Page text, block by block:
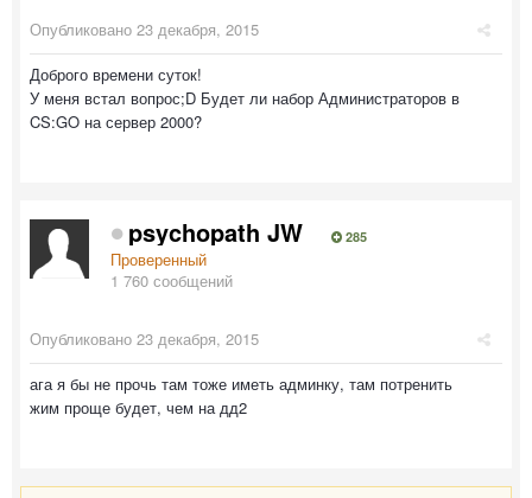
Опубликовано 23 декабря, 2015
Доброго времени суток!
У меня встал вопрос;D Будет ли набор Администраторов в
CS:GO на сервер 2000?
psychopath JW 285
Проверенный
1 760 сообщений
Опубликовано 23 декабря, 2015
ага я бы не прочь там тоже иметь админку, там потренить
жим проще будет, чем на дд2